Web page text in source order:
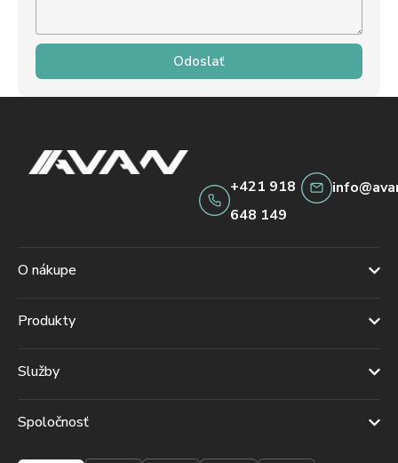
Odoslať
+421 918
648 149
O nákupe
Produkty
Služby
Spoločnosť